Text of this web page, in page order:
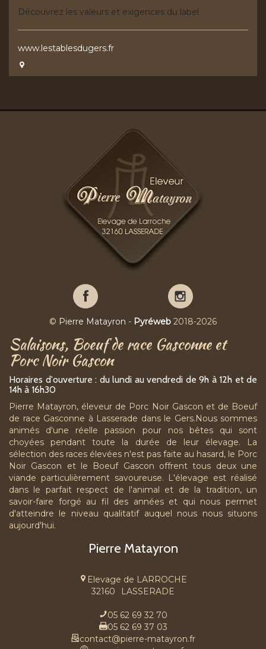
Découvrez les valeurs et exigences du label
www.lestablesdugers.fr
Pierre
sur
Pierre
sur
© Pierre Matayron - Pyréweb2018-2026
Salaisons, Boeuf de race Gasconne et
Porc Noir Gascon
Horaires d'ouverture : du lundi au vendredi de 9h à 12h et de
14h à 16h30
Pierre Matayron, éleveur de Porc Noir Gascon et de Boeuf
de race Gasconne à Lasserade dans le Gers.Nous sommes
animés d'une réelle passion pour nos bêtes qui sont
choyées pendant toute la durée de leur élevage. La
sélection des races élevées n'est pas faite au hasard, le Porc
Noir Gascon et le Boeuf Gascon offrent tous deux une
viande particulièrement savoureuse. L'élevage est réalisé
dans le parfait respect de l'animal et de la tradition, un
savoir-faire forgé au fil des années et qui nous permet
d'atteindre le niveau qualitatif auquel nous nous situons
aujourd'hui.
Pierre Matayron
Elevage de LARROCHE
32160
LASSERADE
05 62 69 32 70
05 62 69 37 03
contact@pierre-matayron.fr